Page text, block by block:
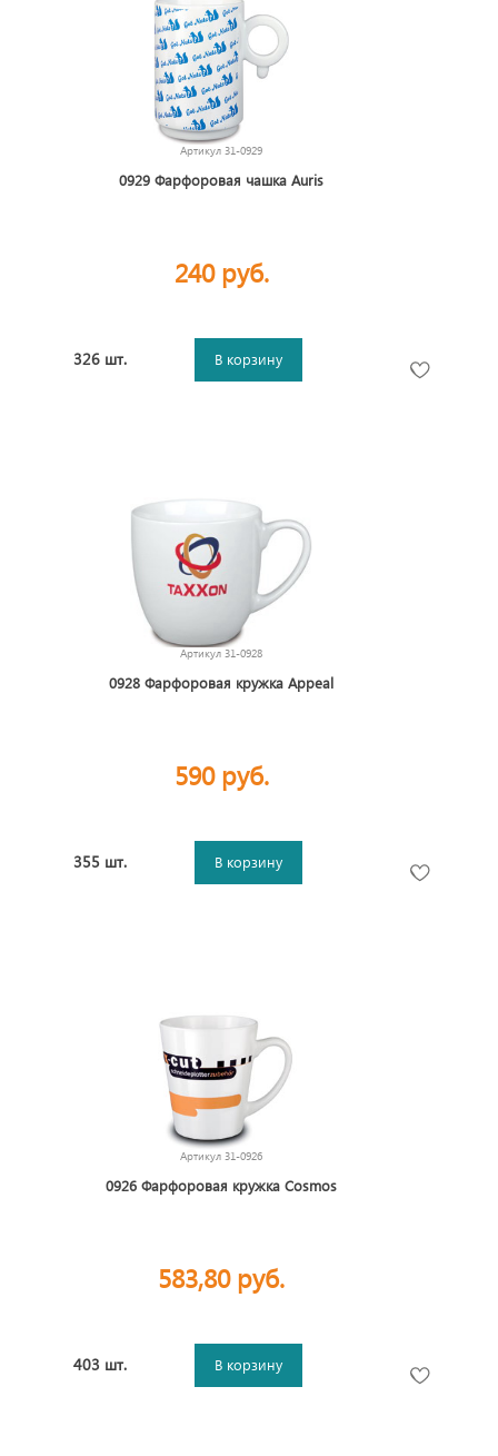
Артикул 31-0929
0929 Фарфоровая чашка Auris
240 руб.
326 шт. В корзину
Артикул 31-0928
0928 Фарфоровая кружка Appeal
590 руб.
355 шт. В корзину
Артикул 31-0926
0926 Фарфоровая кружка Cosmos
583,80 руб.
403 шт. В корзину